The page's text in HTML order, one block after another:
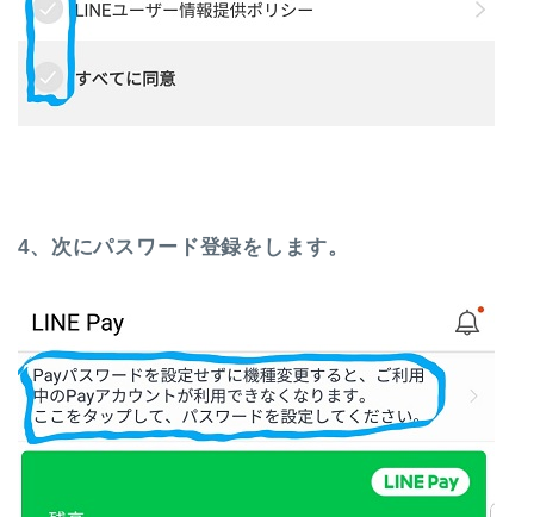
4、次にパスワード登録をします。